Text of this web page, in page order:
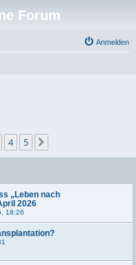
Forum
Anmelden
4 5
„Leben nach
2026
18:26